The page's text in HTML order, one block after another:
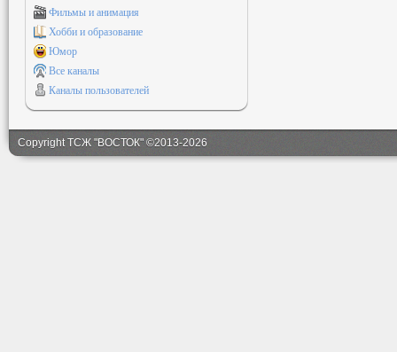
Фильмы и анимация
Хобби и образование
Юмор
Все каналы
Каналы пользователей
Copyright ТСЖ "ВОСТОК" ©2013-2026